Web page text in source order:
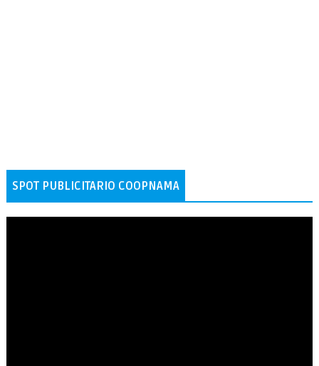
SPOT PUBLICITARIO COOPNAMA